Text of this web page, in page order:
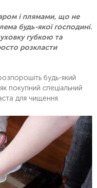
і плямами, що не
будь-якої господині.
губкою та
розкласти
будь-який
покупний спеціальний
для чищення.